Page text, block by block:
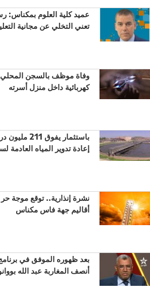
عميد كلية العلوم بمكناس:
تعني التخلي عن مجانية
كهربائية داخل منزل أسرته
باستثمار
إعادة تدوير المياه العادمة
نشرة إنذارية.. توقع موجة
أقاليم جهة فاس مكناس
بعد ظهوره الموفق في
أنصف المغاربة عبد الله